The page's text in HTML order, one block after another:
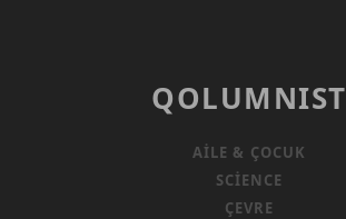
QOLUMNIST
AILE & ÇOCUK
SCIENCE
ÇEVRE